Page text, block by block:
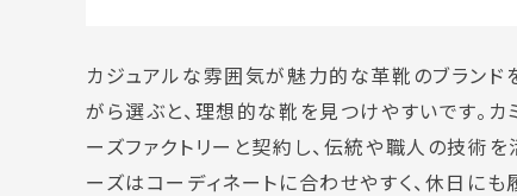
カジュアルな雰囲気が魅力的な革靴のブランド
がら選ぶと、理想的な靴を見つけやすいです。カ
ーズファクトリーと契約し、伝統や職人の技術
ーズはコーディネートに合わせやすく、休日に